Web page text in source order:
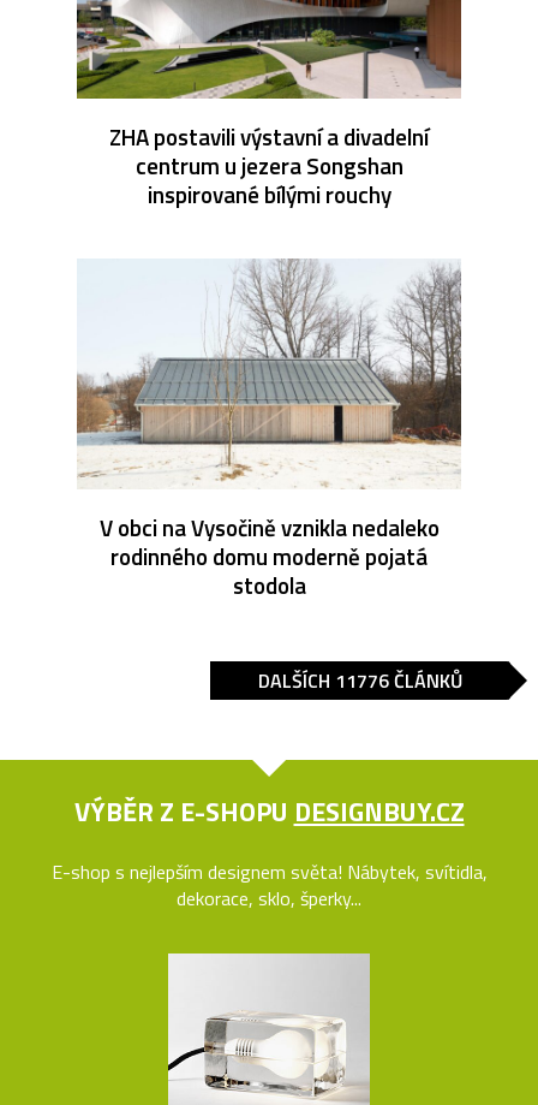
ZHA postavili výstavní a divadelní
centrum u jezera Songshan
inspirované bílými rouchy
V obci na Vysočině vznikla nedaleko
rodinného domu moderně pojatá
stodola
DALŠÍCH 11776 ČLÁNKŮ
VÝBĚR Z E-SHOPU DESIGNBUY.CZ
E-shop s nejlepším designem světa! Nábytek, svítidla,
dekorace, sklo, šperky...